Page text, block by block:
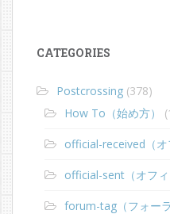
CATEGORIES
Postcrossing (378)
How To（始め方）
official-received（オ
official-sent（オフィ
forum-tag（フォーラ